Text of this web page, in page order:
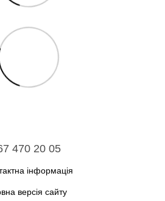
470 20 05
інформація
версія сайту